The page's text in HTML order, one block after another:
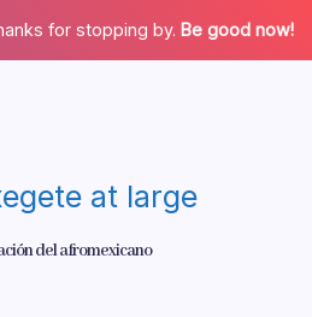
for stopping by. Be good now!
at large
del afromexicano